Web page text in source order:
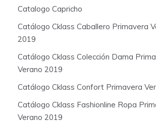
Catalogo Capricho
Catálogo Cklass Caballero Primavera
2019
Catálogo Cklass Colección Dama
Verano 2019
Catálogo Cklass Confort Primavera
Catálogo Cklass Fashionline Ropa
Verano 2019